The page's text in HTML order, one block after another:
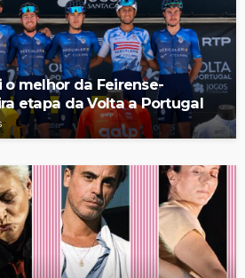
melhor da Feirense-
etapa da Volta a Portugal